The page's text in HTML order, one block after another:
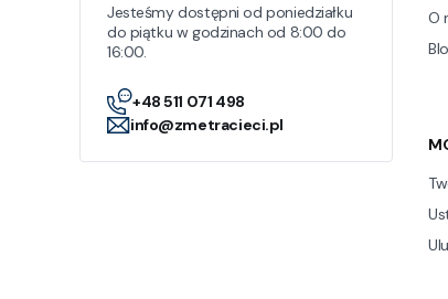
Jesteśmy dostępni od poniedziałku
do piątku w godzinach od 8:00 do
16:00.
+48 511 071 498
info@zmetracieci.pl
O